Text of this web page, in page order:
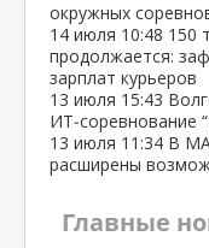
окружных
14 июля 10:48 150
продолжается:
зарплат курьеров
13 июля 15:43
ИТ‑соревнование
13 июля 11:34 В
расширены
Главные